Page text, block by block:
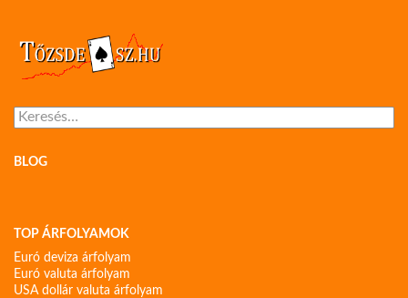
Keresés:
BLOG
TOP ÁRFOLYAMOK
Euró deviza árfolyam
Euró valuta árfolyam
USA dollár valuta árfolyam